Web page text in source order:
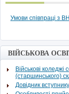
Умови співпраці з
ВІЙСЬКОВА
Військові коледжі
(старшинського)
Довідник